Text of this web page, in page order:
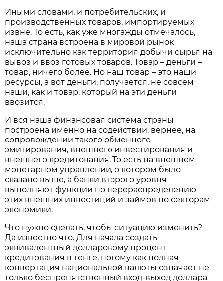
Иными словами, и потребительских, и
производственных товаров, импортируемых
извне. То есть, как уже многажды отмечалось,
наша страна встроена в мировой рынок
исключительно как территория добычи сырья на
вывоз и ввоз готовых товаров. Товар – деньги –
товар, ничего более. Но наш товар – это наши
ресурсы, а вот деньги, получается, не совсем
наши, как и товар, который на эти деньги
ввозится.
И вся наша финансовая система страны
построена именно на содействии, вернее, на
сопровождении такого обменного
эмитирования, внешнего инвестирования и
внешнего кредитования. То есть на внешнем
монетарном управлении, о котором было
сказано выше, а банки второго уровня
выполняют функции по перераспределению
этих внешних инвестиций и займов по секторам
экономики.
Что нужно сделать, чтобы ситуацию изменить?
Да известно что. Для начала создать
эквивалентный долларовому процент
кредитования в тенге, потому как полная
конвертация национальной валюты означает не
только беспрепятственный вход-выход доллара